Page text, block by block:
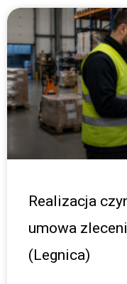
Realizacja
umowa
(Legnica)